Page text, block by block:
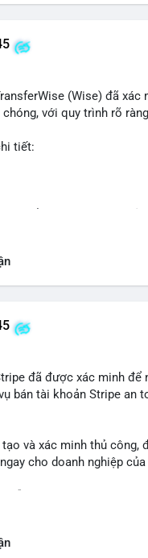
(Wise) đã xác
với quy trình rõ
tiết:
đã được xác minh để
bán tài khoản Stripe an
và xác minh thủ công,
cho doanh nghiệp của